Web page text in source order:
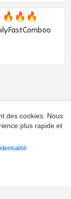
🔥🔥🔥
des cookies. Nous
plus rapide et